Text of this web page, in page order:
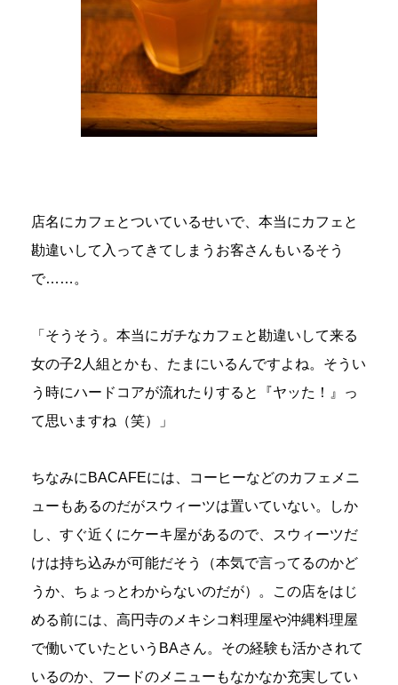
店名にカフェとついているせいで、本当にカフェと
勘違いして入ってきてしまうお客さんもいるそう
で……。
「そうそう。本当にガチなカフェと勘違いして来る
女の子2人組とかも、たまにいるんですよね。そうい
う時にハードコアが流れたりすると『ヤッた！』っ
て思いますね（笑）」
ちなみにBACAFEには、コーヒーなどのカフェメニ
ューもあるのだがスウィーツは置いていない。しか
し、すぐ近くにケーキ屋があるので、スウィーツだ
けは持ち込みが可能だそう（本気で言ってるのかど
うか、ちょっとわからないのだが）。この店をはじ
める前には、高円寺のメキシコ料理屋や沖縄料理屋
で働いていたというBAさん。その経験も活かされて
いるのか、フードのメニューもなかなか充実してい